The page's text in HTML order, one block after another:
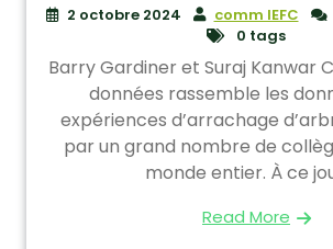
2 octobre 2024 comm IEFC
0 tags
Barry Gardiner et Suraj Kanwar
données rassemble les
expériences d’arrachage
par un grand nombre de
monde entier. À ce
Read More